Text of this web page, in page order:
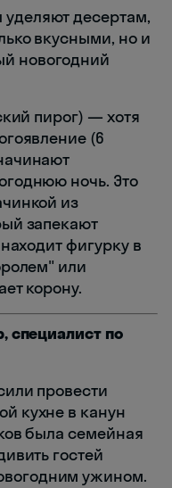
десертам,
вкусными, но и
новогодний
пирог) — хотя
(6
ночь. Это
из
запекают
фигурку в
или
корону.
специалист по
провести
кухне в канун
была семейная
гостей
ужином.